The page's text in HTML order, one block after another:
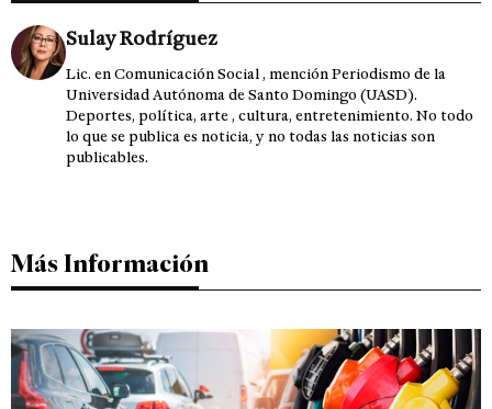
Sulay Rodríguez
Lic. en Comunicación Social , mención Periodismo de la
Universidad Autónoma de Santo Domingo (UASD).
Deportes, política, arte , cultura, entretenimiento. No todo
lo que se publica es noticia, y no todas las noticias son
publicables.
Más Información